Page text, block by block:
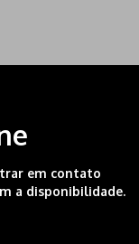
em contato
a disponibilidade.